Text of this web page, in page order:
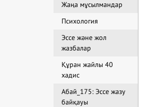
Жаңа мұсылмандар
Психология
Эссе және жол
жазбалар
Құран жайлы 40
хадис
Абай_175: Эссе жазу
байқауы